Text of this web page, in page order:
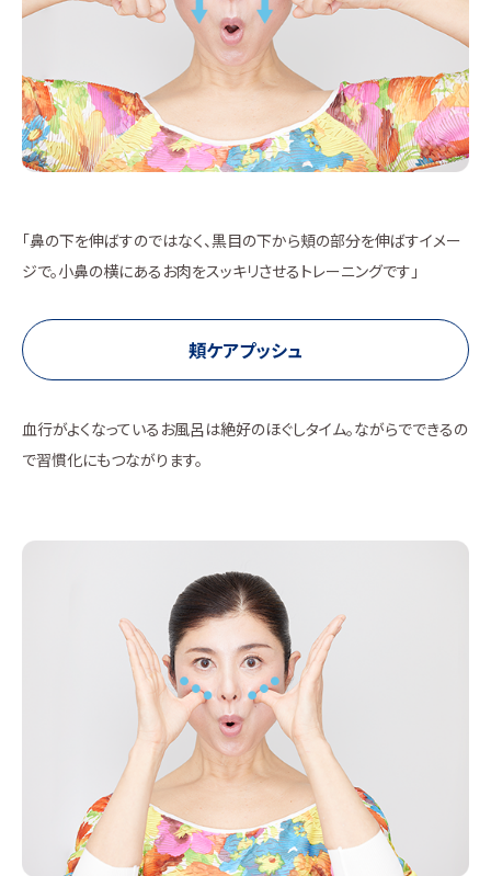
「鼻の下を伸ばすのではなく、黒目の下から頬の部分を伸ばすイメー
ジで。小鼻の横にあるお肉をスッキリさせるトレーニングです」
頬ケアプッシュ
血行がよくなっているお風呂は絶好のほぐしタイム。ながらでできるの
で習慣化にもつながります。